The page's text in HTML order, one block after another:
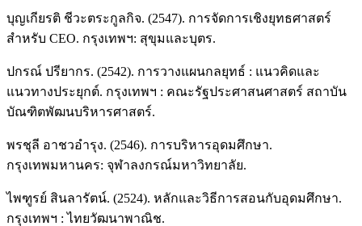
บุญเกียรติ ชีวะตระกูลกิจ. (2547). การจัดการเชิงยุทธศาสตร์
สำหรับ CEO. กรุงเทพฯ: สุขุมและบุตร.
ปกรณ์ ปรียากร. (2542). การวางแผนกลยุทธ์ : แนวคิดและ
แนวทางประยุกต์. กรุงเทพฯ : คณะรัฐประศาสนศาสตร์ สถาบัน
บัณฑิตพัฒนบริหารศาสตร์.
พรชุลี อาชวอำรุง. (2546). การบริหารอุดมศึกษา.
กรุงเทพมหานคร: จุฬาลงกรณ์มหาวิทยาลัย.
ไพฑูรย์ สินลารัตน์. (2524). หลักและวิธีการสอนกับอุดมศึกษา.
กรุงเทพฯ : ไทยวัฒนาพาณิช.